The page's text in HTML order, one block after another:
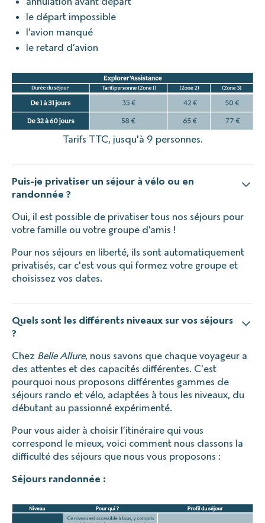
le départ impossible
l’avion manqué
le retard d’avion
Tarifs TTC, jusqu'à 9 personnes.
Puis-je privatiser un séjour à vélo ou en
randonnée ?
Oui, il est possible de privatiser tous nos séjours pour
votre famille ou votre groupe d’amis !
Pour nos séjours en liberté, ils sont automatiquement
privatisés, car c'est vous qui formez votre groupe et
choisissez vos dates.
Quels sont les différents niveaux sur vos séjours
?
Chez Belle Allure, nous savons que chaque voyageur a
des attentes et des capacités différentes. C'est
pourquoi nous proposons différentes gammes de
séjours rando et vélo, adaptées à tous les niveaux, du
débutant au passionné expérimenté.
Pour vous aider à choisir l’itinéraire qui vous
correspond le mieux, voici comment nous classons la
difficulté des séjours que nous vous proposons :
Séjours randonnée :